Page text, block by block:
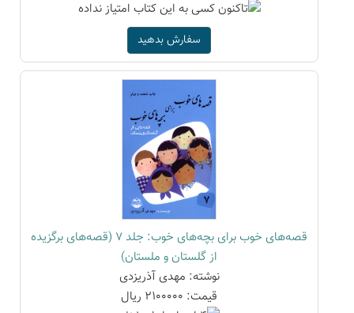
سفارش بدهید
قصه‌های خوب برای بچه‌های خوب: جلد 7 (قصه‌های برگزیده
از گلستان و ملستان)
نوشته: مهدی آذریزدی
قیمت: 2100000 ریال